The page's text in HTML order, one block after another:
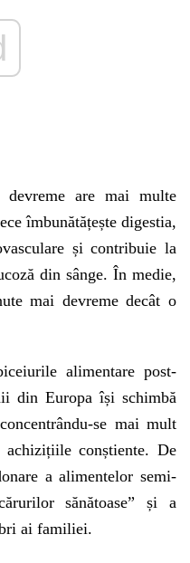
are mai multe
îmbunătățește digestia,
și contribuie la
din sânge. În medie,
mai devreme decât o
alimentare post-
din Europa își schimbă
se mai mult
conștiente. De
a alimentelor semi-
sănătoase” și a
ai familiei.